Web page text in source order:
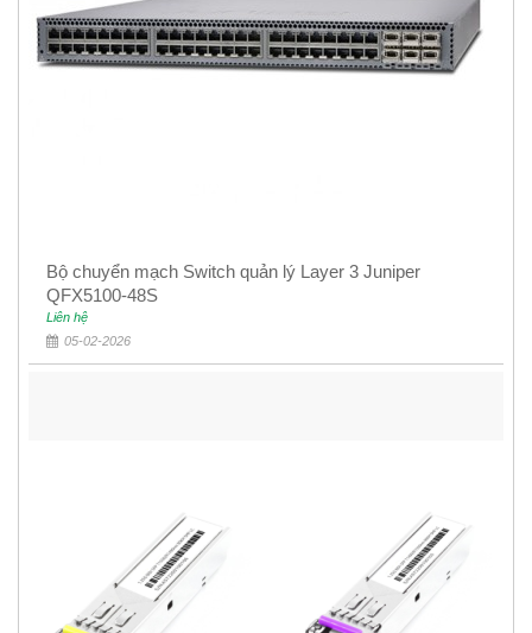
Bộ chuyển mạch Switch quản lý Layer 3 Juniper
QFX5100-48S
Liên hệ
05-02-2026